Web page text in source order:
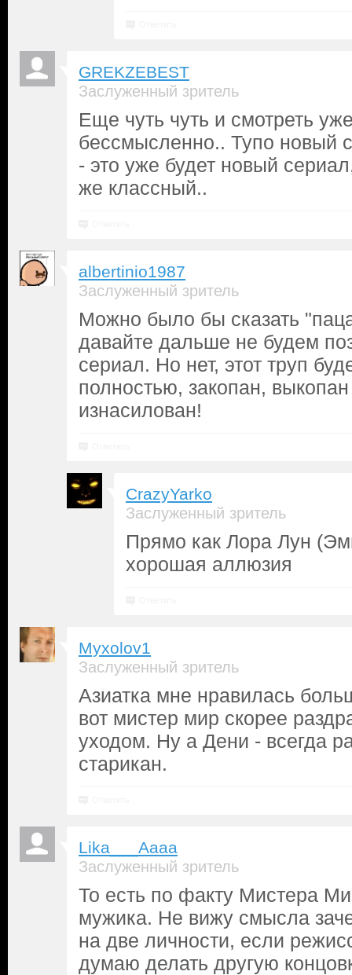
GREKZEBEST
Заслуженный зритель
Еще чуть чуть и смотреть
бессмысленно.. Тупо новый
- это уже будет новый
же классный..
albertinio1987
Заслуженный зритель
Можно было бы сказать
давайте дальше не будем
сериал. Но нет, этот труп
полностью, закопан,
изнасилован!
CrazyYarko
Заслуженный зритель
Прямо как Лора Лун
хорошая аллюзия
Myxolov1
Заслуженный зритель
Азиатка мне нравилась
вот мистер мир скорее
уходом. Ну а Дени - всегда
старикан.
Lika___Aaaa
Заслуженный зритель
То есть по факту Мистера
мужика. Не вижу смысла
на две личности, если
думаю делать другую